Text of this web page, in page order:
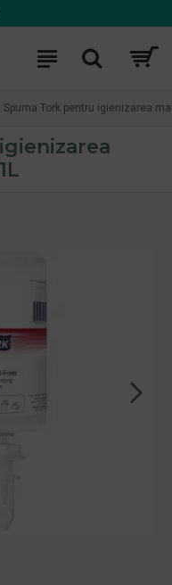
Spuma Tork pentru igienizarea